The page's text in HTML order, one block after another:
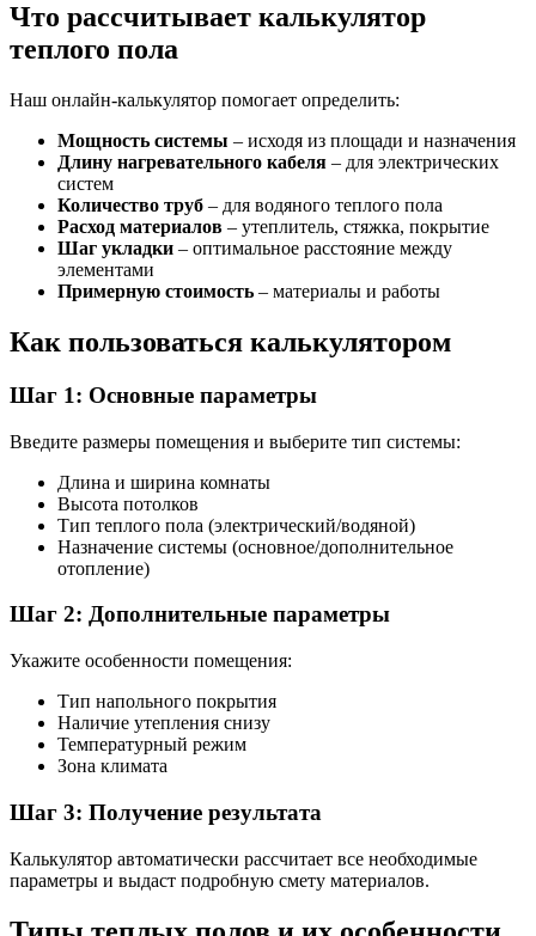
Что рассчитывает калькулятор
теплого пола
Наш онлайн-калькулятор помогает определить:
Мощность системы – исходя из площади и назначения
Длину нагревательного кабеля – для электрических
систем
Количество труб – для водяного теплого пола
Расход материалов – утеплитель, стяжка, покрытие
Шаг укладки – оптимальное расстояние между
элементами
Примерную стоимость – материалы и работы
Как пользоваться калькулятором
Шаг 1: Основные параметры
Введите размеры помещения и выберите тип системы:
Длина и ширина комнаты
Высота потолков
Тип теплого пола (электрический/водяной)
Назначение системы (основное/дополнительное
отопление)
Шаг 2: Дополнительные параметры
Укажите особенности помещения:
Тип напольного покрытия
Наличие утепления снизу
Температурный режим
Зона климата
Шаг 3: Получение результата
Калькулятор автоматически рассчитает все необходимые
параметры и выдаст подробную смету материалов.